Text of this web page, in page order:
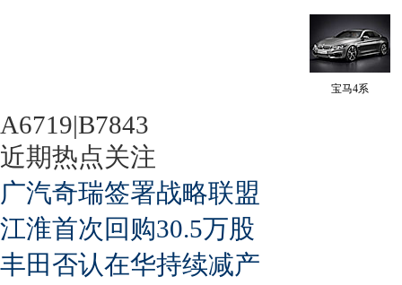
宝马4系
A6719|B7843
近期热点关注
广汽奇瑞签署战略联盟
江淮首次回购30.5万股
丰田否认在华持续减产